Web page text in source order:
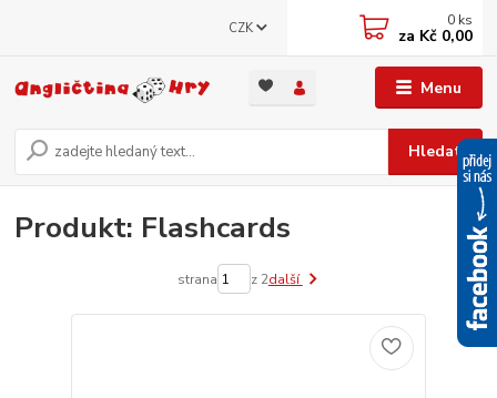
Menu
CZK
Hledat
0 ks
za Kč 0,00
Produkt: Flashcards
strana z 2další